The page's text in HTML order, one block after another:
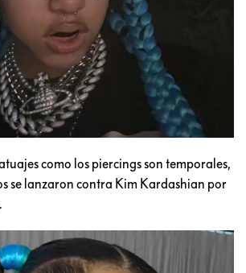
como los piercings son temporales,
se lanzaron contra Kim Kardashian por